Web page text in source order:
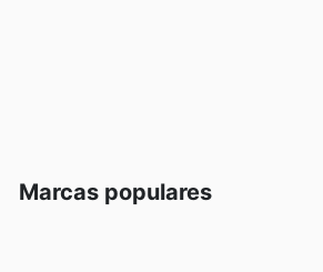
Marcas populares